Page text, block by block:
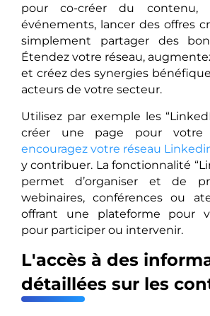
pour co-créer du contenu,
événements, lancer des offres
simplement partager des
Étendez votre réseau,
et créez des synergies
acteurs de votre secteur.
Utilisez par exemple les
créer une page pour votre
encouragez votre réseau
y contribuer. La fonctionnalité
permet d’organiser et de
webinaires, conférences ou
offrant une plateforme pour
pour participer ou intervenir.
L'accès à des
détaillées sur les